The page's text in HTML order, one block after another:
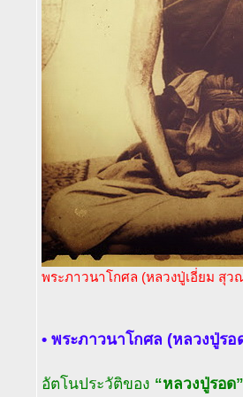
พระภาวนาโกศล (หลวงปู่เอี่ยม สุ
• พระภาวนาโกศล (หลวงปู่รอ
อัตโนประวัติของ “หลวงปู่รอด”